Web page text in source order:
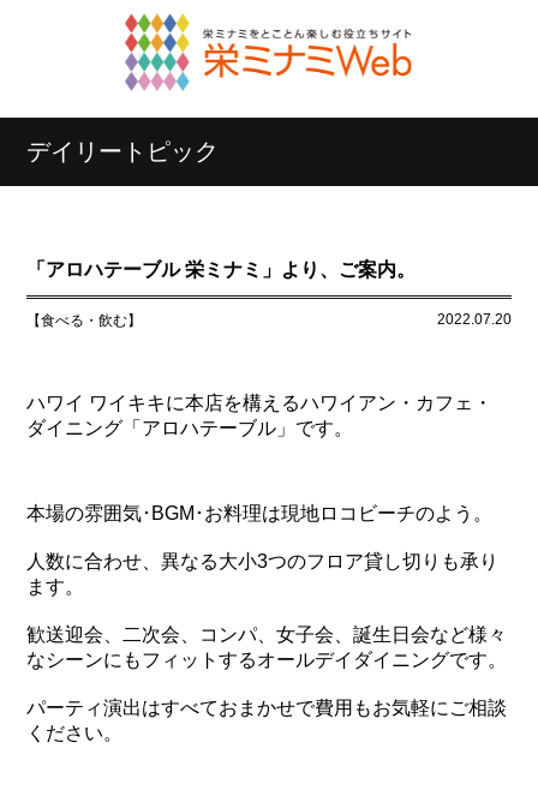
デイリートピック
「アロハテーブル 栄ミナミ」より、ご案内。
【食べる・飲む】 2022.07.20
ハワイ ワイキキに本店を構えるハワイアン・カフェ・
ダイニング「アロハテーブル」です。
本場の雰囲気･BGM･お料理は現地ロコビーチのよう。
人数に合わせ、異なる大小3つのフロア貸し切りも承り
ます。
歓送迎会、二次会、コンパ、女子会、誕生日会など様々
なシーンにもフィットするオールデイダイニングです。
パーティ演出はすべておまかせで費用もお気軽にご相談
ください。